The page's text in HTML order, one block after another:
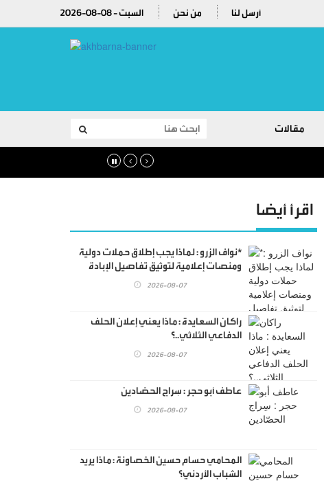
2026-08-08 - السبت من نحن أرسل لنا
مقالات
اقرأ أيضا
*نواف الزرو : لماذا يجب إطلاق حملات دولية
ومنصات إعلامية لتوثيق تفاصيل الإبادة
الصهيونية الإجرامية التي لم يسبق لها مثيل
2026-08-07
راكان السعايدة : ماذا يعني إعلان الحلف
الدفاعي الثلاثي..؟
2026-08-07
عاطف أبو حجر : سِراج الحصّادين
2026-08-07
المحامي حسام حسين الخصاونة : ماذا يريد
الشباب الأردني؟